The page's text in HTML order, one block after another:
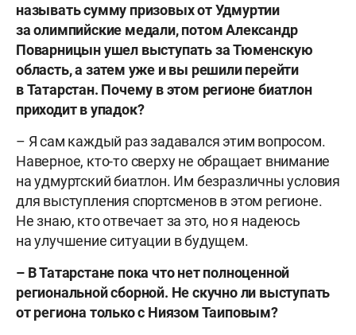
называть сумму призовых от Удмуртии
за олимпийские медали, потом Александр
Поварницын ушел выступать за Тюменскую
область, а затем уже и вы решили перейти
в Татарстан. Почему в этом регионе биатлон
приходит в упадок?
– Я сам каждый раз задавался этим вопросом.
Наверное, кто-то сверху не обращает внимание
на удмуртский биатлон. Им безразличны условия
для выступления спортсменов в этом регионе.
Не знаю, кто отвечает за это, но я надеюсь
на улучшение ситуации в будущем.
– В Татарстане пока что нет полноценной
региональной сборной. Не скучно ли выступать
от региона только с Ниязом Таиповым?